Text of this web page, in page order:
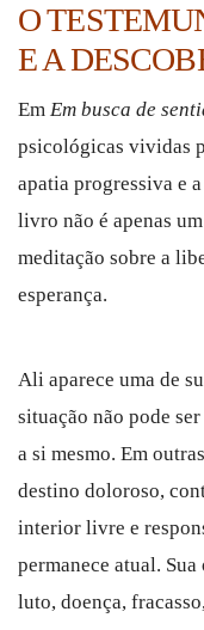
O
E A
Em Em busca de
psicológicas vividas
apatia progressiva e
livro não é apenas
meditação sobre a
esperança.
Ali aparece uma de
situação não pode
a si mesmo. Em
destino doloroso,
interior livre e
permanece atual.
luto, doença,